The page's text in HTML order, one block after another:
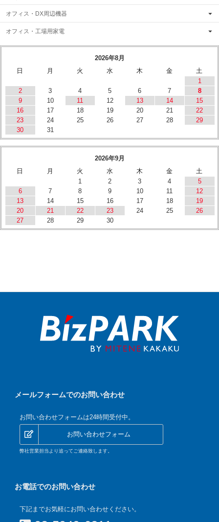
オフィス・DX周辺機器
オフィス・工場用家電
2026年8月
日
月 火 水 木 金
土
1
2
3 4 5 6 7
8
9
10 11 12 13 14
15
16
17 18 19 20 21
22
23
24 25 26 27 28
29
30
31
2026年9月
日
月 火 水 木 金
土
1
2 3 4
5
6
7 8 9 10 11
12
13
14 15 16 17 18
19
20
21 22 23 24 25
26
27
28 29 30
メールフォームでのお問い合わせ
お問い合わせフォームは24時間受付中。
お問い合わせフォーム
弊社営業担当より追ってご連絡致します。
お電話でのお問い合わせ
下記までお気軽にお問い合わせください。